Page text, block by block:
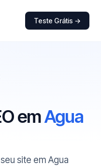
Teste Grátis →
emAgua
site em Agua